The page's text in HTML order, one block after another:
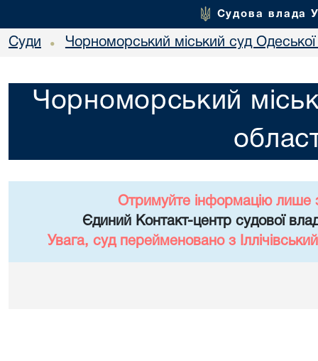
Судова влада
Суди • Чорноморський міський суд Одеської
Чорноморський
Отримуйте інформацію лише
Єдиний Контакт-центр судової
Увага, суд перейменовано з